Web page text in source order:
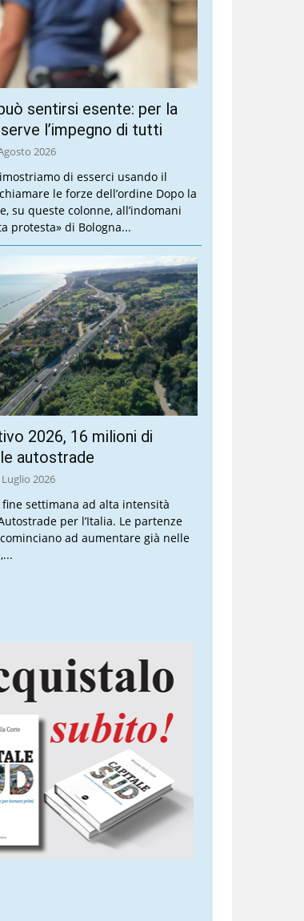
sentirsi esente: per la
l’impegno di tutti
2026
di esserci usando il
le forze dell’ordine Dopo la
su queste colonne, all’indomani
protesta» di Bologna...
2026, 16 milioni di
autostrade
2026
settimana ad alta intensità
per l’Italia. Le partenze
ad aumentare già nelle